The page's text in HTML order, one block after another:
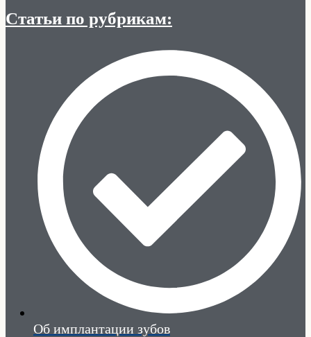
Статьи по рубрикам:
Об имплантации зубов